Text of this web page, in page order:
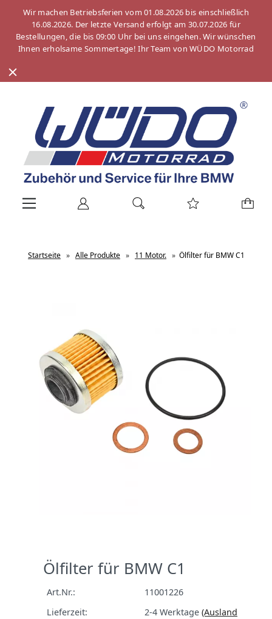
Wir machen Betriebsferien vom 01.08.2026 bis einschließlich
16.08.2026. Der letzte Versand erfolgt am 30.07.2026 für
Bestellungen, die bis 09:00 Uhr bei uns eingehen. Wir wünschen
Ihnen erholsame Sommertage! Ihr Team von WÜDO Motorrad
Startseite » Alle Produkte » 11 Motor. » Ölfilter für BMW C1
Ölfilter für BMW C1
Art.Nr.:
11001226
Lieferzeit:
2-4 Werktage (Ausland